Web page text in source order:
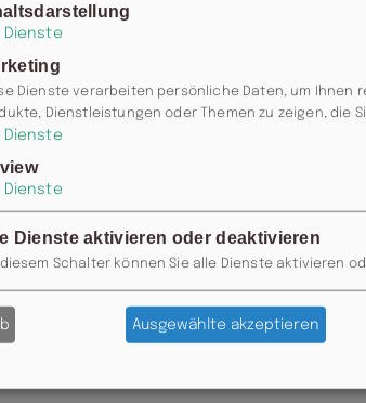
Materialien.
musikalisch
aus Minimal °°
Element
Lounge. Denn,
geht's weiter!
Dienste
Dienste verarbeiten persönliche Daten, um Ihnen
Dienstleistungen oder Themen zu zeigen, die
Dienste
Dienste
Dienste aktivieren oder deaktivieren
diesem Schalter können Sie alle Dienste aktivieren
Ausgewählte akzeptieren